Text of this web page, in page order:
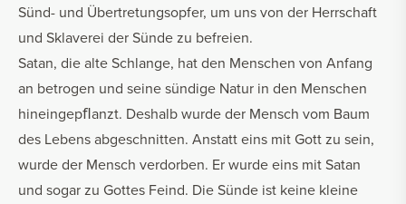
Sünd- und Übertretungsopfer, um uns von der Herrschaft
und Sklaverei der Sünde zu befreien.
Satan, die alte Schlange, hat den Menschen von Anfang
an betrogen und seine sündige Natur in den Menschen
hineingepﬂanzt. Deshalb wurde der Mensch vom Baum
des Lebens abgeschnitten. Anstatt eins mit Gott zu sein,
wurde der Mensch verdorben. Er wurde eins mit Satan
und sogar zu Gottes Feind. Die Sünde ist keine kleine